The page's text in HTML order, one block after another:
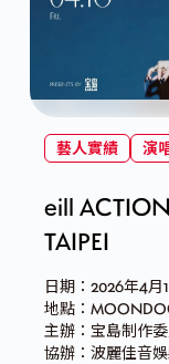
藝人實績 演
eill
TAIPEI
日期：2026年4月
地點：
主辦：宝島制作
協辦：波麗佳音